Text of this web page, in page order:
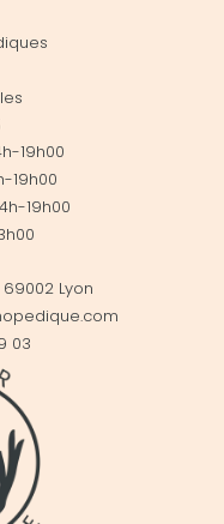
19h00
19h00
19h00
Lyon
03